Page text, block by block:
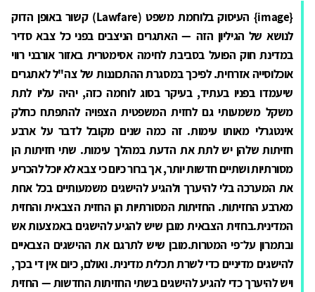
{image} העיסוק בלוחמת משפט (Lawfare) קשור באופן הדוק
לנושא של הגיליון הזה — האתגרים הניצבים בפני כל צבא סדיר
במדינת חוק הפועל בסביבת לחימה אסימטרית באזור אורבני רווי
אוכלוסייה אזרחית. לפיכך במסגרת ההתכוננות של צה"ל לאתגרים
שיעמדו בפניו בעתיד, בעיקר בסוג לוחמה כזה, יהיה עליו לתת
משקל משמעותי גם לחזית המשפטית הצפויה להתפתח כחלק
אינטגרלי מאותו עימות. זה כמה שנים מקובל לדבר על ארבע
חזיתות שלהן יש לתת את הדעת במהלך עימות. שתי חזיתות הן
מסורתיות ושתיים חדשות יותר, אך ברור כיום כי צבא לא יוכל להכריע
את המערכה בלי להיערך ולהגיע להישגים משמעותיים בכל אחת
מארבע החזיתות. החזיתות המסורתיות הן החזית הצבאית והחזית
המדינית.בחזית הצבאית מובן שיש להגיע להישגים באמצעות אש
ובתמרון על־פי המטרות.מובן שיש לתרגם את ההישגים הצבאיים
להישגים מדיניים כדי לשרת תכלית מדינית. ואולם, כיום אין די בכך,
ויש להיערך כדי להגיע להישגים בשתי החזיתות החדשות — החזית